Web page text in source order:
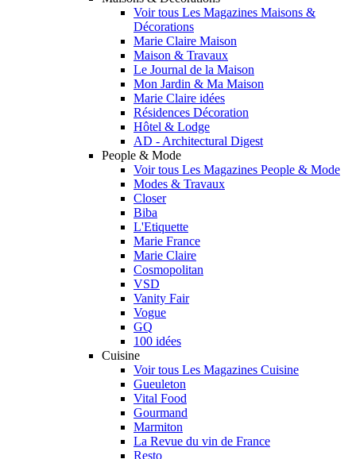
Voir tous Les Magazines Maisons &
Décorations
Marie Claire Maison
Maison & Travaux
Le Journal de la Maison
Mon Jardin & Ma Maison
Marie Claire idées
Résidences Décoration
Hôtel & Lodge
AD - Architectural Digest
People & Mode
Voir tous Les Magazines People & Mode
Modes & Travaux
Closer
Biba
L'Etiquette
Marie France
Marie Claire
Cosmopolitan
VSD
Vanity Fair
Vogue
GQ
100 idées
Cuisine
Voir tous Les Magazines Cuisine
Gueuleton
Vital Food
Gourmand
Marmiton
La Revue du vin de France
Resto